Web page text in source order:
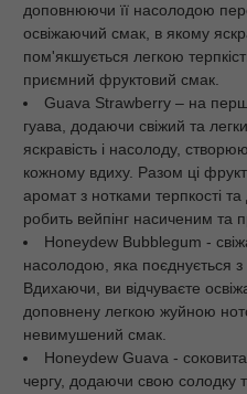
доповнюючи її насолодою
освіжаючий смак, в якому
пом'якшується легкою
приємний фруктовий смак.
Guava Strawberry – на
гуава, додаючи свіжий та
яскравість і насолоду,
кожному вдиху. Разом ці
аромат з нотками терпкості
робить вейпінг насиченим та
Honeydew Bubblegum -
насолодою, яка поєднується з
Вдихаючи, ви відчуваєте
доповнену легкою жуйною
невимушений смак.
Honeydew Guava -
чергу, додаючи свою солодку